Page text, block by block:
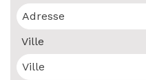
Ville